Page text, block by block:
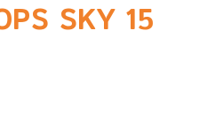
SKY 15